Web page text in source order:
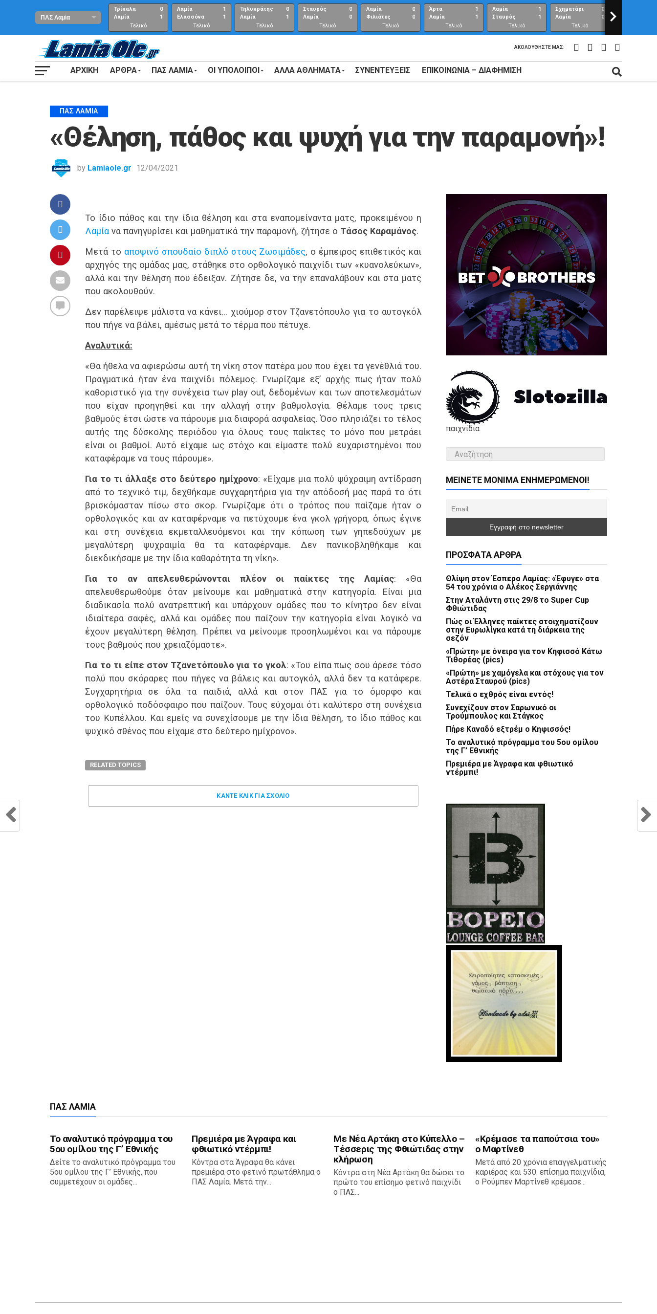
Τρίκαλα
Λαμία
0
1
Τελικό
αποτέλεσμα
Λαμία
Ελασσόνα
1
1
Τελικό
Αποτέλεσμα
Τηλυκράτης
Λαμία
0
1
Τελικό
αποτέλεσμα
Σταυρός
Λαμία
0
0
Τελικό
αποτέλεσμα
Λαμία
Φιλιάτες
0
0
Τελικό
Αποτέλεσμα
Άρτα
Λαμία
1
1
Τελικό
αποτέλεσμα
Λαμία
Σταυρός
1
1
Τελικό
αποτέλεσμα
Σχηματάρι
Λαμία
0
0
Τελικό
αποτέλεσμα
>
ΑΚΟΛΟΥΘΉΣΤΕ ΜΑΣ:
ΑΡΧΙΚΗ ΑΡΘΡΑ ΠΑΣ ΛΑΜΙΑ ΟΙ ΥΠΟΛΟΙΠΟΙ ΑΛΛΑ ΑΘΛΗΜΑΤΑ ΣΥΝΕΝΤΕΎΞΕΙΣ ΕΠΙΚΟΙΝΩΝΊΑ – ΔΙΑΦΉΜΙΣΗ
ΠΑΣ ΛΑΜΊΑ
«Θέληση, πάθος και ψυχή για την παραμονή»!
by Lamiaole.gr 12/04/2021
Το ίδιο πάθος και την ίδια θέληση και στα εναπομείναντα ματς, προκειμένου η
Λαμία να πανηγυρίσει και μαθηματικά την παραμονή, ζήτησε ο Τάσος Καραμάνος.
Μετά το αποψινό σπουδαίο διπλό στους Ζωσιμάδες, ο έμπειρος επιθετικός και
αρχηγός της ομάδας μας, στάθηκε στο ορθολογικό παιχνίδι των «κυανολεύκων»,
αλλά και την θέληση που έδειξαν. Ζήτησε δε, να την επαναλάβουν και στα ματς
που ακολουθούν.
Δεν παρέλειψε μάλιστα να κάνει… χιούμορ στον Τζανετόπουλο για το αυτογκόλ
που πήγε να βάλει, αμέσως μετά το τέρμα που πέτυχε.
Αναλυτικά:
«Θα ήθελα να αφιερώσω αυτή τη νίκη στον πατέρα μου που έχει τα γενέθλιά του.
Πραγματικά ήταν ένα παιχνίδι πόλεμος. Γνωρίζαμε εξ’ αρχής πως ήταν πολύ
καθοριστικό για την συνέχεια των play out, δεδομένων και των αποτελεσμάτων
που είχαν προηγηθεί και την αλλαγή στην βαθμολογία. Θέλαμε τους τρεις
βαθμούς έτσι ώστε να πάρουμε μια διαφορά ασφαλείας. Όσο πλησιάζει το τέλος
αυτής της δύσκολης περιόδου για όλους τους παίκτες το μόνο που μετράει
είναι οι βαθμοί. Αυτό είχαμε ως στόχο και είμαστε πολύ ευχαριστημένοι που
καταφέραμε να τους πάρουμε».
Για το τι άλλαξε στο δεύτερο ημίχρονο: «Είχαμε μια πολύ ψύχραιμη αντίδραση
από το τεχνικό τιμ, δεχθήκαμε συγχαρητήρια για την απόδοσή μας παρά το ότι
βρισκόμασταν πίσω στο σκορ. Γνωρίζαμε ότι ο τρόπος που παίζαμε ήταν ο
ορθολογικός και αν καταφέρναμε να πετύχουμε ένα γκολ γρήγορα, όπως έγινε
και στη συνέχεια εκμεταλλευόμενοι και την κόπωση των γηπεδούχων με
μεγαλύτερη ψυχραιμία θα τα καταφέρναμε. Δεν πανικοβληθήκαμε και
διεκδικήσαμε με την ίδια καθαρότητα τη νίκη».
Για το αν απελευθερώνονται πλέον οι παίκτες της Λαμίας: «Θα
απελευθερωθούμε όταν μείνουμε και μαθηματικά στην κατηγορία. Είναι μια
διαδικασία πολύ ανατρεπτική και υπάρχουν ομάδες που το κίνητρο δεν είναι
ιδιαίτερα σαφές, αλλά και ομάδες που παίζουν την κατηγορία είναι λογικό να
έχουν μεγαλύτερη θέληση. Πρέπει να μείνουμε προσηλωμένοι και να πάρουμε
τους βαθμούς που χρειαζόμαστε».
Για το τι είπε στον Τζανετόπουλο για το γκολ: «Του είπα πως σου άρεσε τόσο
πολύ που σκόραρες που πήγες να βάλεις και αυτογκόλ, αλλά δεν τα κατάφερε.
Συγχαρητήρια σε όλα τα παιδιά, αλλά και στον ΠΑΣ για το όμορφο και
ορθολογικό ποδόσφαιρο που παίζουν. Τους εύχομαι ότι καλύτερο στη συνέχεια
του Κυπέλλου. Και εμείς να συνεχίσουμε με την ίδια θέληση, το ίδιο πάθος και
ψυχικό σθένος που είχαμε στο δεύτερο ημίχρονο».
RELATED TOPICS
ΚΑΝΤΕ ΚΛΊΚ ΓΙΑ ΣΧΌΛΙΟ
παιχνίδια
ΜΕΊΝΕΤΕ ΜΌΝΙΜΑ ΕΝΗΜΕΡΏΜΕΝΟΙ!
ΠΡΌΣΦΑΤΑ ΆΡΘΡΑ
Θλίψη στον Έσπερο Λαμίας: «Έφυγε» στα
54 του χρόνια ο Αλέκος Σεργιάννης
Στην Αταλάντη στις 29/8 το Super Cup
Φθιώτιδας
Πώς οι Έλληνες παίκτες στοιχηματίζουν
στην Ευρωλίγκα κατά τη διάρκεια της
σεζόν
«Πρώτη» με όνειρα για τον Κηφισσό Κάτω
Τιθορέας (pics)
«Πρώτη» με χαμόγελα και στόχους για τον
Αστέρα Σταυρού (pics)
Τελικά ο εχθρός είναι εντός!
Συνεχίζουν στον Σαρωνικό οι
Τρούμπουλος και Στάγκος
Πήρε Καναδό εξτρέμ ο Κηφισσός!
Το αναλυτικό πρόγραμμα του 5ου ομίλου
της Γ’ Εθνικής
Πρεμιέρα με Άγραφα και φθιωτικό
ντέρμπι!
ΠΑΣ ΛΑΜΊΑ
Το αναλυτικό πρόγραμμα του
5ου ομίλου της Γ’ Εθνικής
Δείτε το αναλυτικό πρόγραμμα του
5ου ομίλου της Γ’ Εθνικής, που
συμμετέχουν οι ομάδες...
Πρεμιέρα με Άγραφα και
φθιωτικό ντέρμπι!
Κόντρα στα Άγραφα θα κάνει
πρεμιέρα στο φετινό πρωτάθλημα ο
ΠΑΣ Λαμία. Μετά την...
Με Νέα Αρτάκη στο Κύπελλο –
Τέσσερις της Φθιώτιδας στην
κλήρωση
Κόντρα στη Νέα Αρτάκη θα δώσει το
πρώτο του επίσημο φετινό παιχνίδι
ο ΠΑΣ...
«Κρέμασε τα παπούτσια του»
ο Μαρτίνεθ
Μετά από 20 χρόνια επαγγελματικής
καριέρας και 530. επίσημα παιχνίδια,
ο Ρούμπεν Μαρτίνεθ κρέμασε...